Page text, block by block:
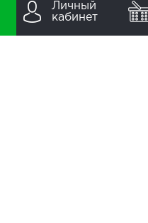
Личный
кабинет